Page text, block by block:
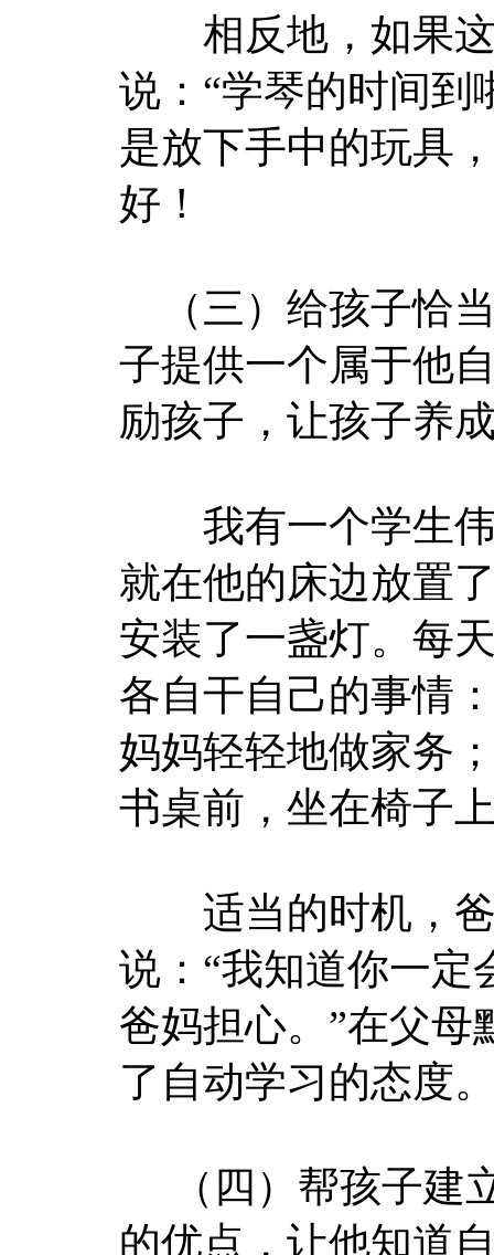
相反地，如果这
说：“学琴的时间到
是放下手中的玩具
好！
（三）给孩子恰
子提供一个属于他
励孩子，让孩子养
我有一个学生伟
就在他的床边放置
安装了一盏灯。每
各自干自己的事情
妈妈轻轻地做家务
书桌前，坐在椅子
适当的时机，爸
说：“我知道你一定
爸妈担心。”在父母
了自动学习的态度
（四）帮孩子建
的优点，让他知道